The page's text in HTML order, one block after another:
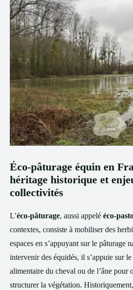
Éco-pâturage équin en
héritage historique et
collectivités
L’éco-pâturage, aussi appelé éco-
contextes, consiste à mobiliser des
espaces en s’appuyant sur le pâturage
intervenir des équidés, il s’appuie sur
alimentaire du cheval ou de l’âne pour
structurer la végétation.